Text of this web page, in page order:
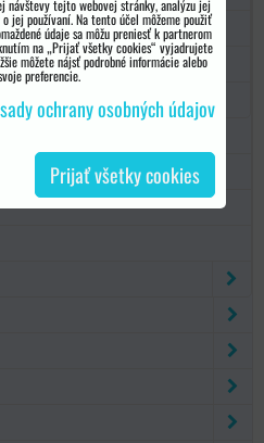
návštevy tejto webovej stránky, analýzu jej
jej používaní. Na tento účel môžeme použiť
údaje sa môžu preniesť k partnerom
na „Prijať všetky cookies“ vyjadrujete
môžete nájsť podrobné informácie alebo
preferencie.
ochrany osobných údajov
Prijať všetky cookies